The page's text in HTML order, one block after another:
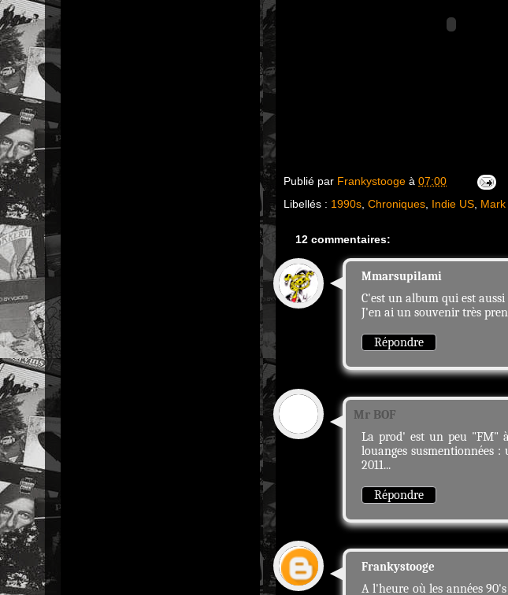
Publié par Frankystooge à 07:00
Libellés : 1990s Chroniques Indie US
12 commentaires:
Mmarsupilami
C'est un album qui est
J'en ai un souvenir très
Répondre
Mr BOF
La prod' est un peu "FM"
louanges susmentionnées
2011...
Répondre
Frankystooge
A l'heure où les années